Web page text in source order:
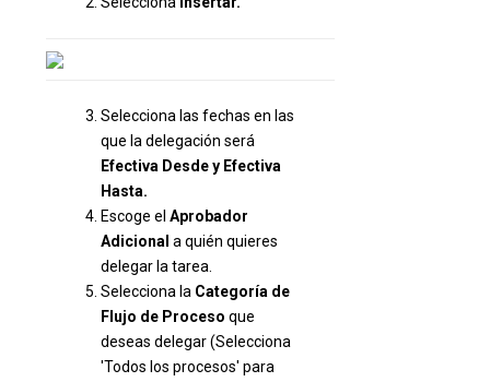
Selecciona las fechas en las
que la delegación será
Efectiva Desde y Efectiva
Hasta.
Escoge el Aprobador
Adicional a quién quieres
delegar la tarea.
Selecciona la Categoría de
Flujo de Proceso que
deseas delegar (Selecciona
'Todos los procesos' para